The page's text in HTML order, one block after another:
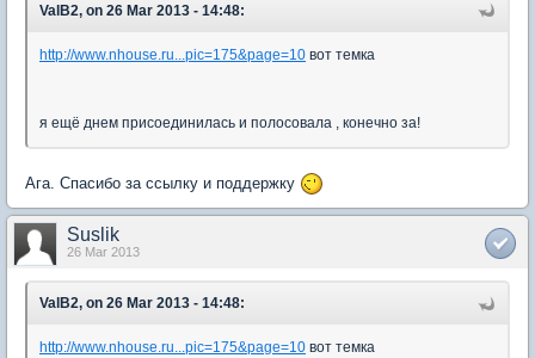
ValB2, on 26 Mar 2013 - 14:48:
http://www.nhouse.ru...pic=175&page=10 вот темка
я ещё днем присоединилась и полосовала , конечно за!
Ага. Спасибо за ссылку и поддержку
Suslik
26 Mar 2013
ValB2, on 26 Mar 2013 - 14:48:
http://www.nhouse.ru...pic=175&page=10 вот темка